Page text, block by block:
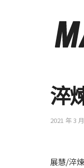
淬
2021 年 3
展慧/淬